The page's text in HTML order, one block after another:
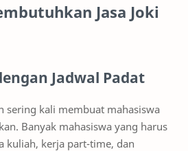
Jasa Joki
Jadwal Padat
sering kali membuat mahasiswa
Banyak mahasiswa yang harus
kuliah, kerja part-time, dan